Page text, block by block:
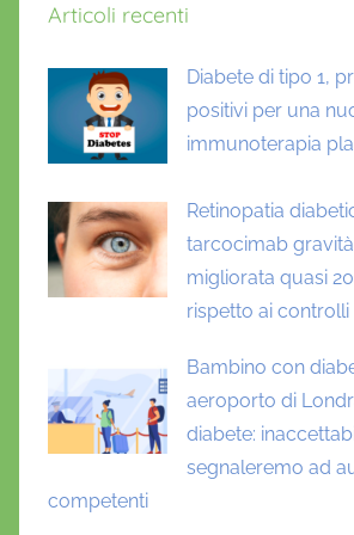
e
b
e
t
e
i
a
e
Articoli recenti
Diabete di tipo 1,
positivi per una
immunoterapia
Retinopatia
tarcocimab
migliorata quasi
rispetto ai controlli
Bambino con
aeroporto di
diabete:
segnaleremo ad
competenti